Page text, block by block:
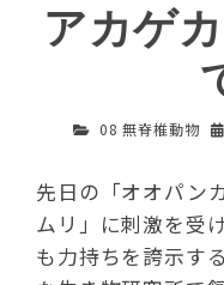
アカゲ
08 無脊椎動物
先日の「オオパン
ムリ」に刺激を受
も力持ちを誇示す